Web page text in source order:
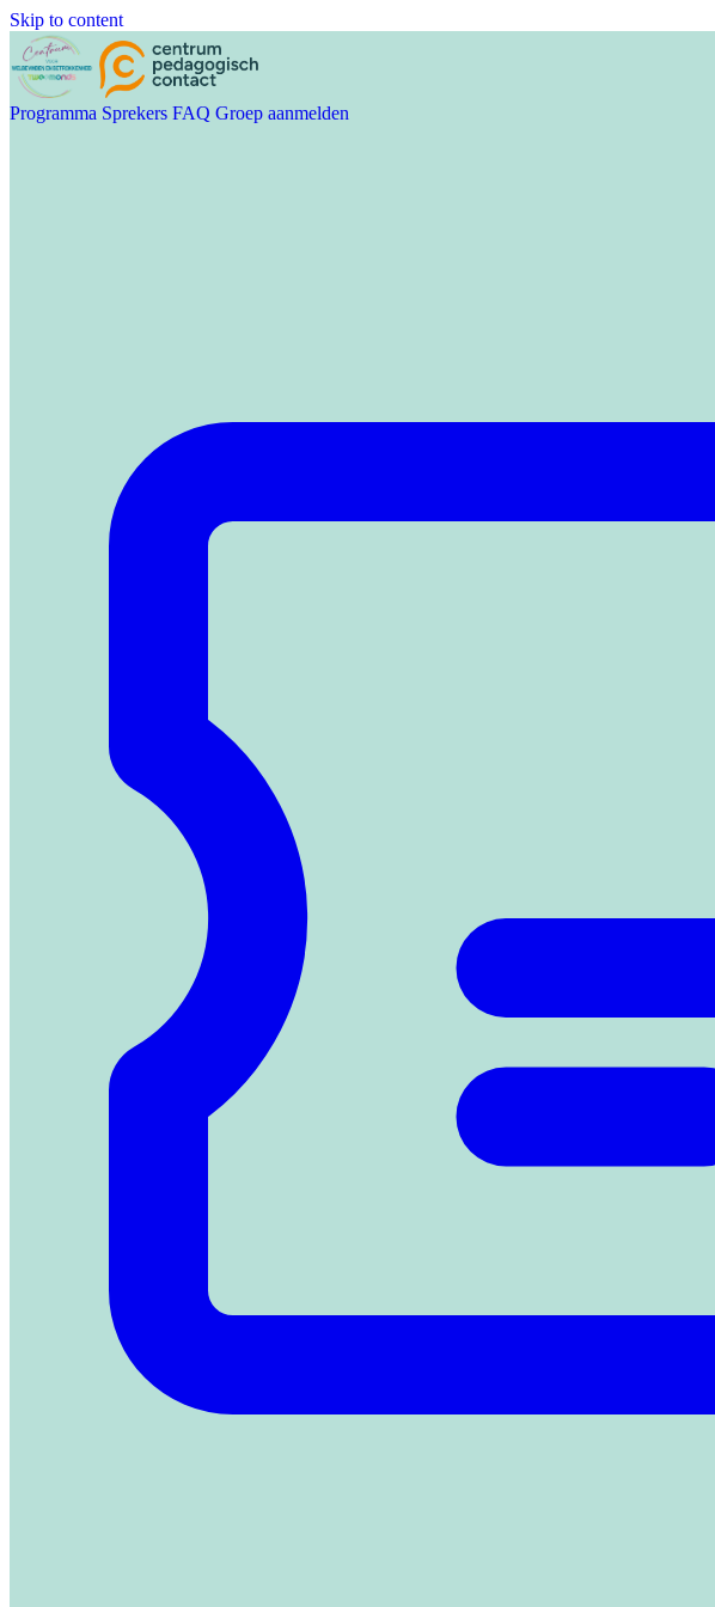
Skip to content
Programma Sprekers FAQ Groep aanmelden